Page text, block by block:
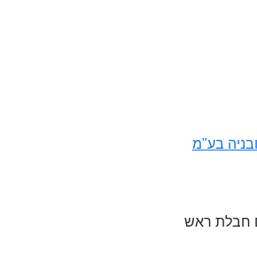
בע"מ
חבלת ראש